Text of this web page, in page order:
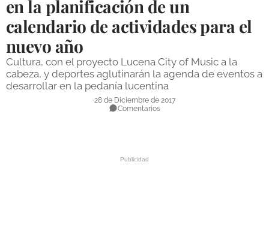
DEPORTE BASE
OPINIÓN
VENTANA CIUDADANA
en la planificación de un
calendario de actividades para el
nuevo año
Cultura, con el proyecto Lucena City of Music a la
cabeza, y deportes aglutinarán la agenda de eventos a
desarrollar en la pedanía lucentina
28 de Diciembre de 2017
Comentarios